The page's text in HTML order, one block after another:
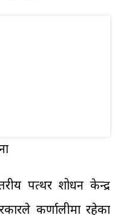
पत्थर प्रशोधन केन्द्र
कर्णालीमा रहेका